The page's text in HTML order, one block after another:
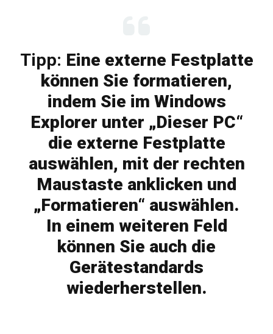
Tipp: Eine externe Festplatte
können Sie formatieren,
indem Sie im Windows
Explorer unter „Dieser PC“
die externe Festplatte
auswählen, mit der rechten
Maustaste anklicken und
„Formatieren“ auswählen.
In einem weiteren Feld
können Sie auch die
Gerätestandards
wiederherstellen.